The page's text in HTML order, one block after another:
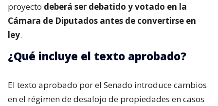
proyecto deberá ser debatido y votado en la
Cámara de Diputados antes de convertirse en
ley.
¿Qué incluye el texto aprobado?
El texto aprobado por el Senado introduce cambios
en el régimen de desalojo de propiedades en casos